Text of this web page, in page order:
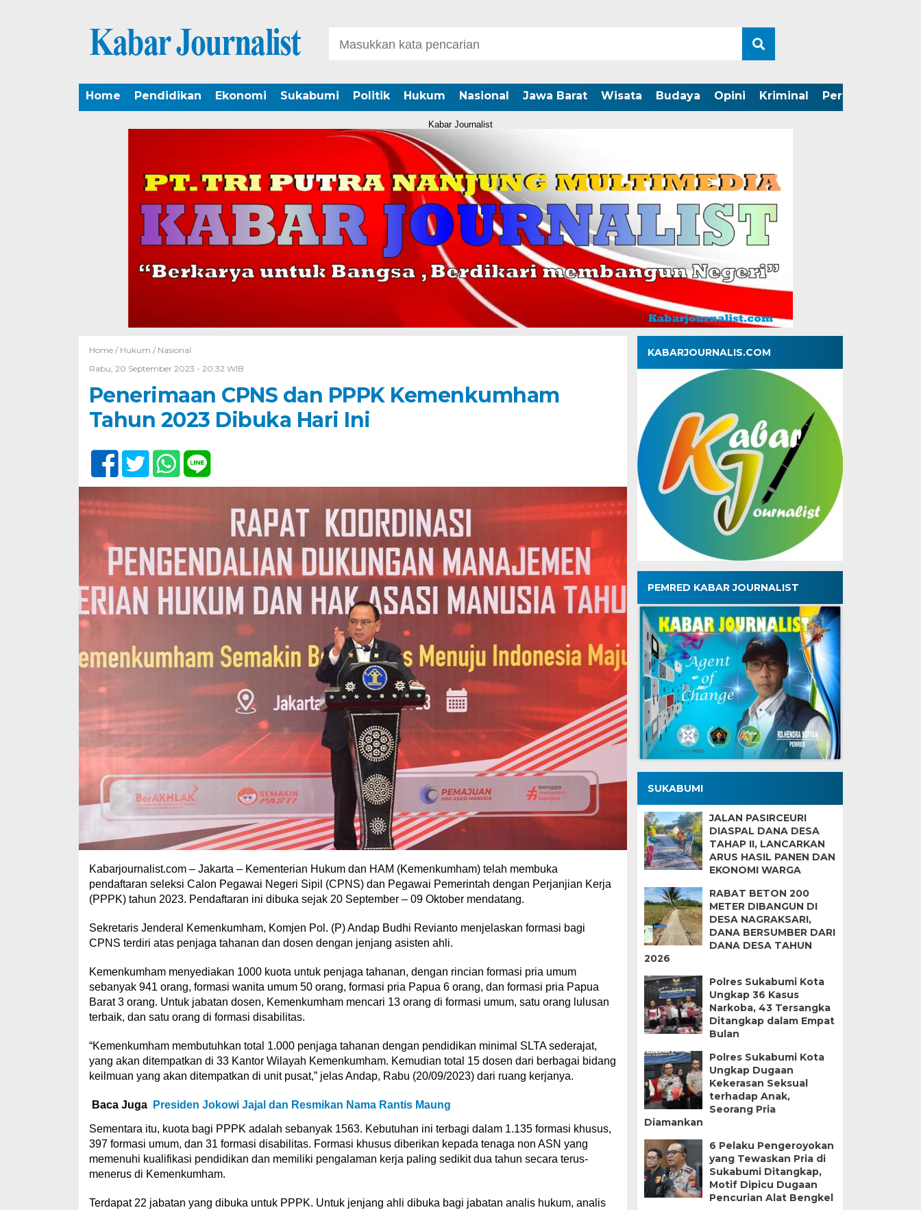
Home Pendidikan Ekonomi Sukabumi Politik Hukum Nasional Jawa Barat Wisata Budaya Opini Kriminal Peristiwa
Kabar Journalist
Home / Hukum / Nasional
Rabu, 20 September 2023 - 20:32 WIB
Penerimaan CPNS dan PPPK Kemenkumham
Tahun 2023 Dibuka Hari Ini
Kabarjournalist.com – Jakarta – Kementerian Hukum dan HAM (Kemenkumham) telah membuka
pendaftaran seleksi Calon Pegawai Negeri Sipil (CPNS) dan Pegawai Pemerintah dengan Perjanjian Kerja
(PPPK) tahun 2023. Pendaftaran ini dibuka sejak 20 September – 09 Oktober mendatang.
Sekretaris Jenderal Kemenkumham, Komjen Pol. (P) Andap Budhi Revianto menjelaskan formasi bagi
CPNS terdiri atas penjaga tahanan dan dosen dengan jenjang asisten ahli.
Kemenkumham menyediakan 1000 kuota untuk penjaga tahanan, dengan rincian formasi pria umum
sebanyak 941 orang, formasi wanita umum 50 orang, formasi pria Papua 6 orang, dan formasi pria Papua
Barat 3 orang. Untuk jabatan dosen, Kemenkumham mencari 13 orang di formasi umum, satu orang lulusan
terbaik, dan satu orang di formasi disabilitas.
“Kemenkumham membutuhkan total 1.000 penjaga tahanan dengan pendidikan minimal SLTA sederajat,
yang akan ditempatkan di 33 Kantor Wilayah Kemenkumham. Kemudian total 15 dosen dari berbagai bidang
keilmuan yang akan ditempatkan di unit pusat,” jelas Andap, Rabu (20/09/2023) dari ruang kerjanya.
Baca Juga Presiden Jokowi Jajal dan Resmikan Nama Rantis Maung
Sementara itu, kuota bagi PPPK adalah sebanyak 1563. Kebutuhan ini terbagi dalam 1.135 formasi khusus,
397 formasi umum, dan 31 formasi disabilitas. Formasi khusus diberikan kepada tenaga non ASN yang
memenuhi kualifikasi pendidikan dan memiliki pengalaman kerja paling sedikit dua tahun secara terus-
menerus di Kemenkumham.
Terdapat 22 jabatan yang dibuka untuk PPPK. Untuk jenjang ahli dibuka bagi jabatan analis hukum, analis
KABARJOURNALIS.COM
PEMRED KABAR JOURNALIST
SUKABUMI
JALAN PASIRCEURI
DIASPAL DANA DESA
TAHAP II, LANCARKAN
ARUS HASIL PANEN DAN
EKONOMI WARGA
RABAT BETON 200
METER DIBANGUN DI
DESA NAGRAKSARI,
DANA BERSUMBER DARI
DANA DESA TAHUN
2026
Polres Sukabumi Kota
Ungkap 36 Kasus
Narkoba, 43 Tersangka
Ditangkap dalam Empat
Bulan
Polres Sukabumi Kota
Ungkap Dugaan
Kekerasan Seksual
terhadap Anak,
Seorang Pria
Diamankan
6 Pelaku Pengeroyokan
yang Tewaskan Pria di
Sukabumi Ditangkap,
Motif Dipicu Dugaan
Pencurian Alat Bengkel